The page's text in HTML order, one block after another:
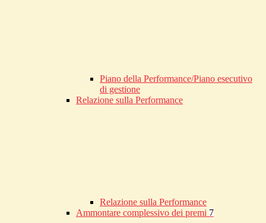
Piano della Performance/Piano esecutivo
di gestione
Relazione sulla Performance
Relazione sulla Performance
Ammontare complessivo dei premi 7